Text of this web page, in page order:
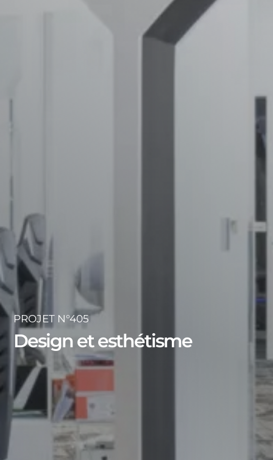
PROJET N°405
Design et esthétisme